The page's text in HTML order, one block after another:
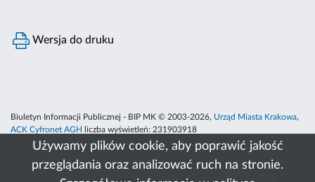
Używamy plików cookie, aby poprawić jakość
przeglądania oraz analizować ruch na stronie.
Wersja do druku
Biuletyn Informacji Publicznej - BIP MK © 2003-2026, Urząd Miasta Krakowa,
ACK Cyfronet AGH
liczba wyświetleń: 231903918